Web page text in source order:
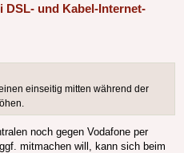
DSL- und Kabel-Internet-
einseitig mitten während der
noch gegen Vodafone per
mitmachen will, kann sich beim